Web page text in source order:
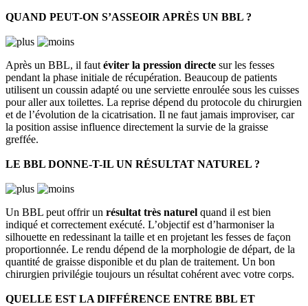
QUAND PEUT-ON S’ASSEOIR APRÈS UN BBL ?
Après un BBL, il faut éviter la pression directe sur les fesses
pendant la phase initiale de récupération. Beaucoup de patients
utilisent un coussin adapté ou une serviette enroulée sous les cuisses
pour aller aux toilettes. La reprise dépend du protocole du chirurgien
et de l’évolution de la cicatrisation. Il ne faut jamais improviser, car
la position assise influence directement la survie de la graisse
greffée.
LE BBL DONNE-T-IL UN RÉSULTAT NATUREL ?
Un BBL peut offrir un résultat très naturel quand il est bien
indiqué et correctement exécuté. L’objectif est d’harmoniser la
silhouette en redessinant la taille et en projetant les fesses de façon
proportionnée. Le rendu dépend de la morphologie de départ, de la
quantité de graisse disponible et du plan de traitement. Un bon
chirurgien privilégie toujours un résultat cohérent avec votre corps.
QUELLE EST LA DIFFÉRENCE ENTRE BBL ET